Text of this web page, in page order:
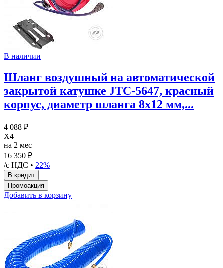
В наличии
Шланг воздушный на автоматической
закрытой катушке JTC-5647, красный
корпус, диаметр шланга 8х12 мм,...
4 088 ₽
X4
на 2 мес
16 350 ₽
/с НДС • 22%
Добавить в корзину